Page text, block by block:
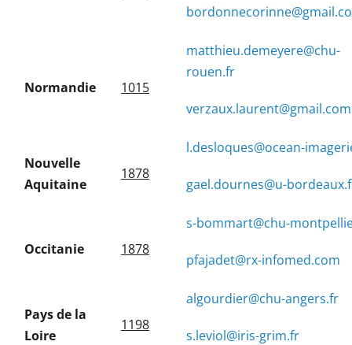
Normandie 1015
matthieu.demeyere@chu-
rouen.fr
verzaux.laurent@gmail.com
Nouvelle
Aquitaine
1878
l.desloques@ocean-
gael.dournes@u-
Occitanie 1878
s-bommart@chu-
pfajadet@rx-infomed.com
Pays de la
Loire
1198
algourdier@chu-angers.fr
s.leviol@iris-grim.fr